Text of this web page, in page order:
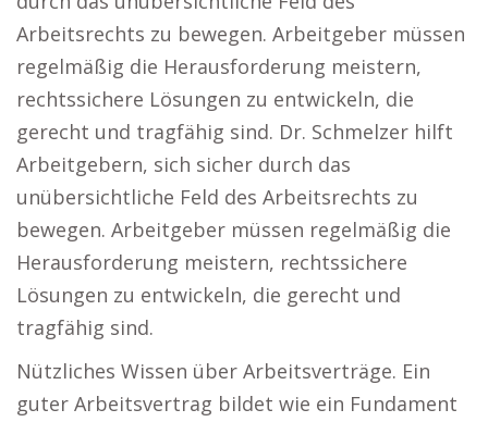
Arbeitsrechts zu bewegen. Arbeitgeber müssen
regelmäßig die Herausforderung meistern,
rechtssichere Lösungen zu entwickeln, die
gerecht und tragfähig sind. Dr. Schmelzer hilft
Arbeitgebern, sich sicher durch das
unübersichtliche Feld des Arbeitsrechts zu
bewegen. Arbeitgeber müssen regelmäßig die
Herausforderung meistern, rechtssichere
Lösungen zu entwickeln, die gerecht und
tragfähig sind.
Nützliches Wissen über Arbeitsverträge. Ein
guter Arbeitsvertrag bildet wie ein Fundament